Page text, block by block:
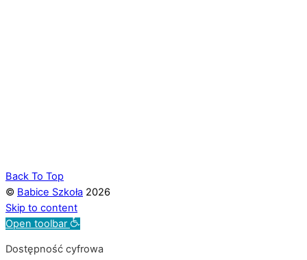
Back To Top
© Babice Szkoła 2026
Skip to content
Open toolbar
Dostępność cyfrowa